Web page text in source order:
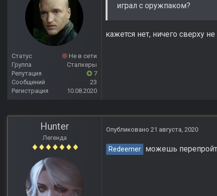
Статус
Не в сети
Группа
Сталкеры
Репутация
7
Сообщений
23
Регистрация
10.08.2020
играл с оружпаком?
кажется нет, ничего сверху
Hunter
Легенда
Опубликовано 21 августа, 2020
Redeemer можешь